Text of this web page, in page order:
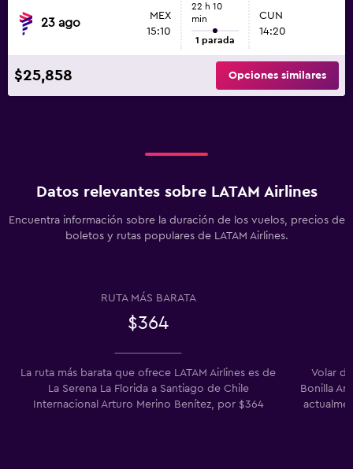
23 ago
MEX
15:10
22 h 10
min
1 parada
CUN
14:20
$25,858 Opciones similares
Datos relevantes sobre LATAM Airlines
Encuentra información sobre la duración de los vuelos, precios de
boletos y rutas populares de LATAM Airlines.
RUTA MÁS BARATA
$364
La ruta más barata que ofrece LATAM Airlines es de
La Serena La Florida a Santiago de Chile
Internacional Arturo Merino Benítez, por $364
Volar
Bonilla